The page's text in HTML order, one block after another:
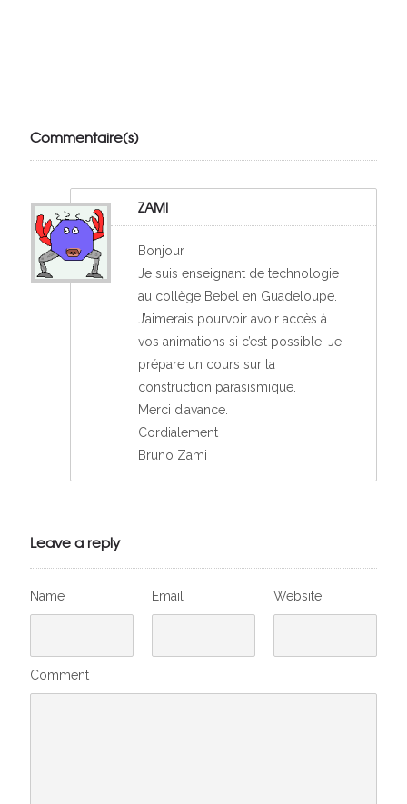
Commentaire(s)
ZAMI
Bonjour
Je suis enseignant de technologie
au collège Bebel en Guadeloupe.
J’aimerais pourvoir avoir accès à
vos animations si c’est possible. Je
prépare un cours sur la
construction parasismique.
Merci d’avance.
Cordialement
Bruno Zami
Leave a reply
Name Email Website
Comment